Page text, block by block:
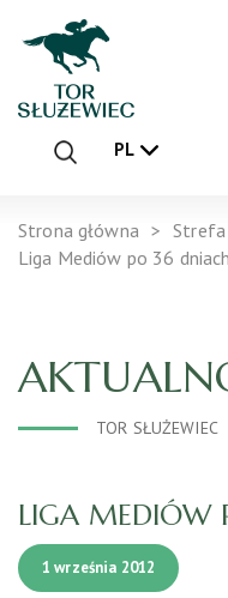
PL
Strona główna
Liga Mediów po 36 dniach
TOR SŁUŻEWIEC
LIGA MEDIÓW
1 września 2012